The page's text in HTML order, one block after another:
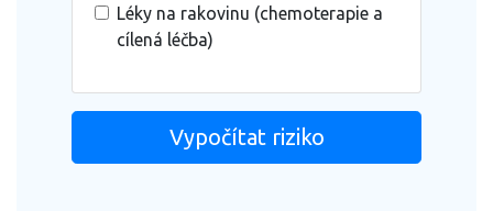
Léky na rakovinu (chemoterapie a
cílená léčba)
Vypočítat riziko